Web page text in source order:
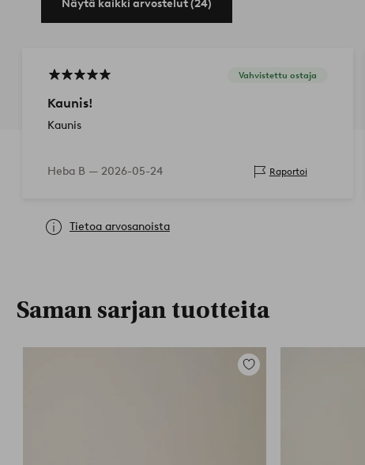
Näytä kaikki arvostelut (24)
Vahvistettu ostaja
Kaunis!
Kaunis
Heba B — 2026-05-24 Raportoi
Tietoa arvosanoista
Saman sarjan tuotteita
Lisää